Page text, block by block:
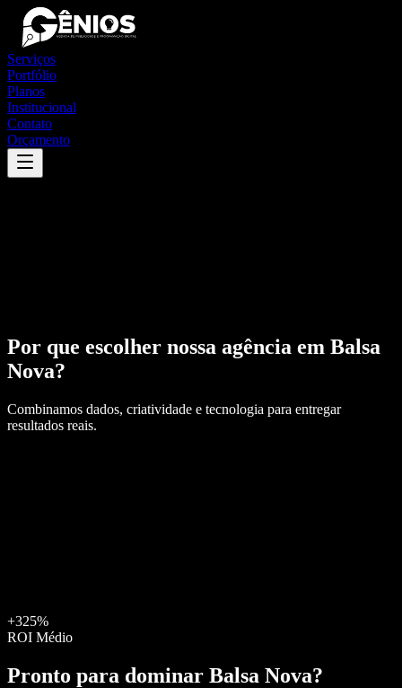
Serviços
Portfólio
Planos
Institucional
Contato
Orçamento
Por que escolher nossa agência em Balsa
Nova?
Combinamos dados, criatividade e tecnologia para entregar
resultados reais.
+325%
ROI Médio
Pronto para dominar Balsa Nova?